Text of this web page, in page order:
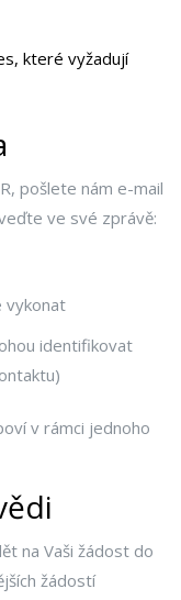
které vyžadují
pošlete nám e-mail
ve své zprávě:
vykonat
identifikovat
v rámci jednoho
na Vaši žádost do
žádostí